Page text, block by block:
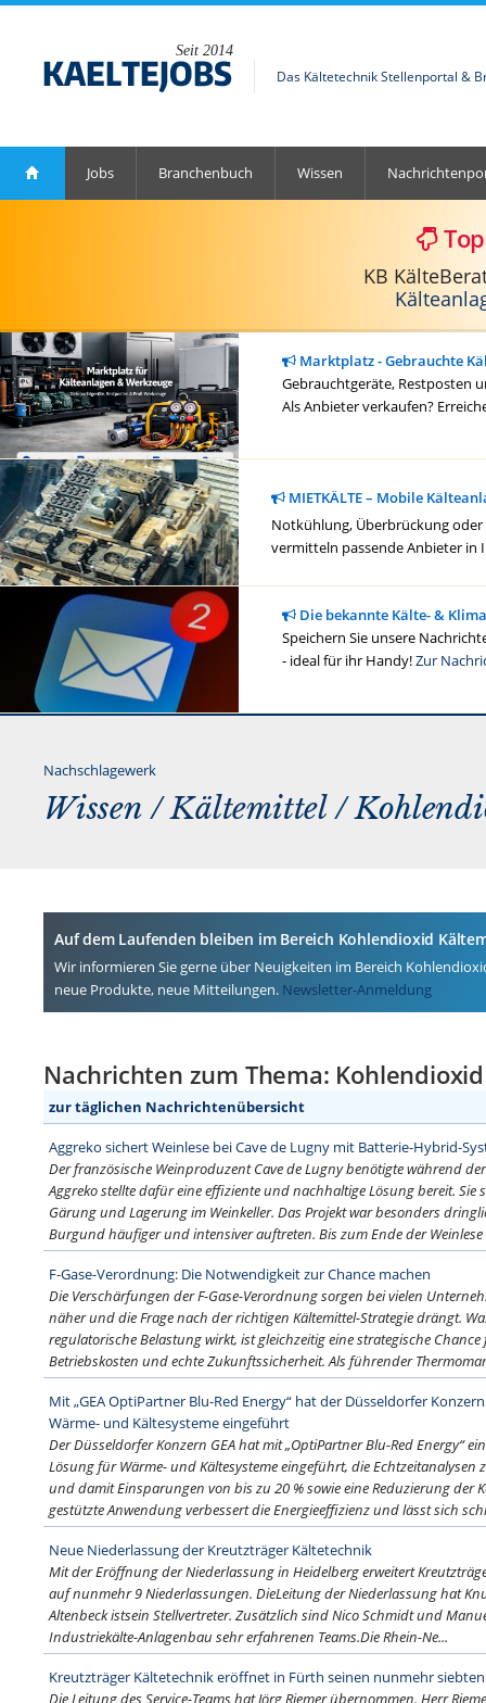
Seit 2014
Das Kältetechnik Stellenportal &
Jobs Branchenbuch Wissen
KB
Marktplatz - Gebrauchte
Gebrauchtgeräte, Restposten
Als Anbieter verkaufen?
MIETKÄLTE – Mobile
Notkühlung, Überbrückung
vermitteln passende Anbieter in
Die bekannte Kälte- &
Speichern Sie unsere
- ideal für ihr Handy!Zur
Nachschlagewerk
Wissen /Kältemittel/
Auf dem Laufenden bleiben im Bereich Kohlendioxid
Wir informieren Sie gerne über Neuigkeiten im Bereich
neue Produkte, neue Mitteilungen. Newsletter-Anmeldung
Nachrichten zum Thema:
zur täglichen Nachrichtenübersicht
Aggreko sichert Weinlese bei Cave de Lugny mit Batterie-Hybrid-
Der französische Weinproduzent Cave de Lugny benötigte während
Aggreko stellte dafür eine effiziente und nachhaltige Lösung bereit. Sie
Gärung und Lagerung im Weinkeller. Das Projekt war besonders
Burgund häufiger und intensiver auftreten. Bis zum Ende der Weinlese
F-Gase-Verordnung: Die Notwendigkeit zur Chance machen
Die Verschärfungen der F-Gase-Verordnung sorgen bei vielen
näher und die Frage nach der richtigen Kältemittel-Strategie drängt.
regulatorische Belastung wirkt, ist gleichzeitig eine strategische
Betriebskosten und echte Zukunftssicherheit. Als führender
Mit „GEA OptiPartner Blu-Red Energy“ hat der Düsseldorfer
Wärme- und Kältesysteme eingeführt
Der Düsseldorfer Konzern GEA hat mit „OptiPartner Blu-Red Energy“
Lösung für Wärme- und Kältesysteme eingeführt, die
und damit Einsparungen von bis zu 20 % sowie eine Reduzierung der
gestützte Anwendung verbessert die Energieeffizienz und lässt sich
Neue Niederlassung der Kreutzträger Kältetechnik
Mit der Eröffnung der Niederlassung in Heidelberg erweitert
auf nunmehr 9 Niederlassungen. DieLeitung der Niederlassung hat
Altenbeck istsein Stellvertreter. Zusätzlich sind Nico Schmidt und
Industriekälte-Anlagenbau sehr erfahrenen Teams.Die Rhein-Ne...
Kreutzträger Kältetechnik eröffnet in Fürth seinen nunmehr
Die Leitung des Service-Teams hat Jörg Riemer übernommen. Herr